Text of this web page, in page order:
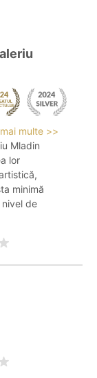
multe >>
Mladin
lor
minimă
de